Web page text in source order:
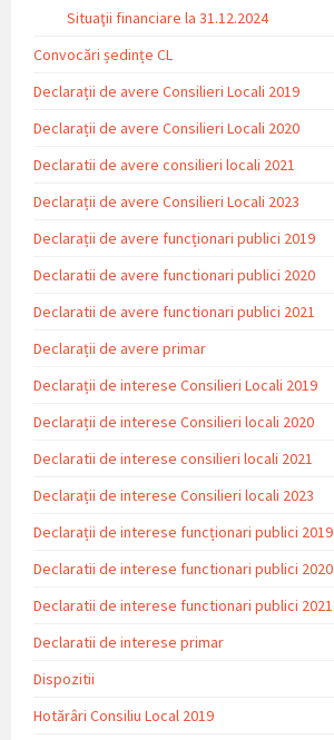
Situaţii financiare la 31.12.2024
Convocări ședințe CL
Declarații de avere Consilieri Locali 2019
Declarații de avere Consilieri Locali 2020
Declaratii de avere consilieri locali 2021
Declarații de avere Consilieri Locali 2023
Declarații de avere funcționari publici 2019
Declaratii de avere functionari publici 2020
Declaratii de avere functionari publici 2021
Declarații de avere primar
Declarații de interese Consilieri Locali 2019
Declarații de interese Consilieri locali 2020
Declaratii de interese consilieri locali 2021
Declarații de interese Consilieri locali 2023
Declarații de interese funcționari publici 2019
Declaratii de interese functionari publici 2020
Declaratii de interese functionari publici 2021
Declaratii de interese primar
Dispozitii
Hotărâri Consiliu Local 2019